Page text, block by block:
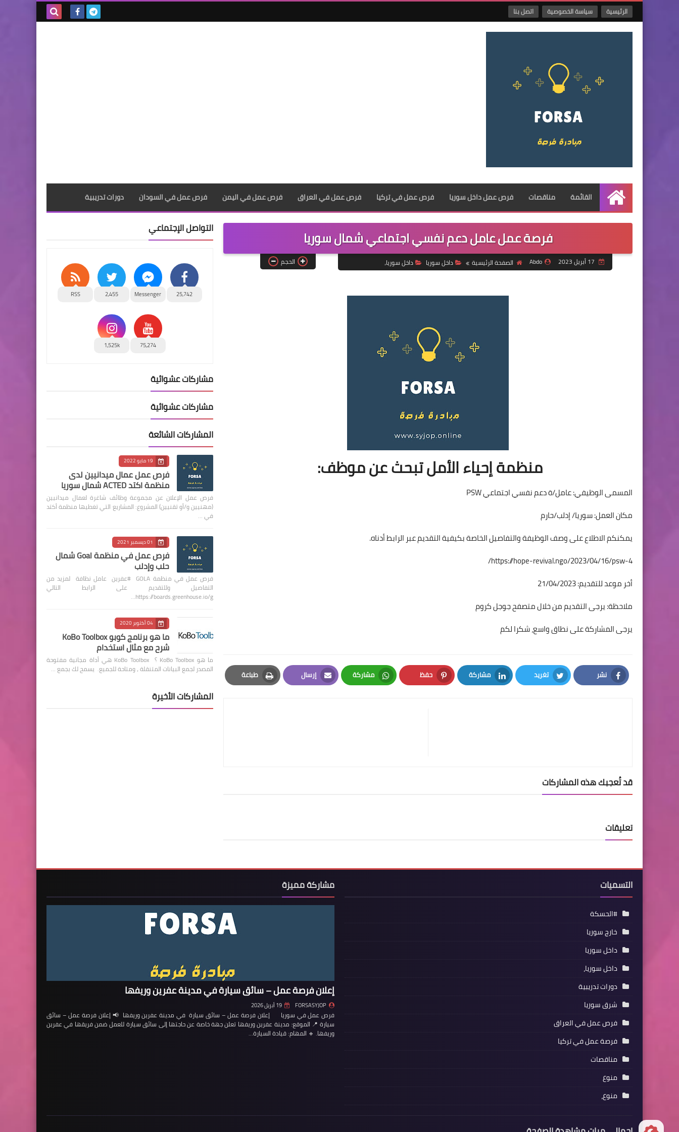
الرئيسية سياسة الخصوصية اتصل بنا
الرئيسية
القائمة مناقصات فرص عمل داخل سوريا فرص عمل في تركيا فرص عمل في العراق فرص عمل في اليمن فرص عمل في السودان دورات تدريبية
فرصة عمل عامل دعم نفسي اجتماعي شمال سوريا
Abdo الصفحة الرئيسية داخل سوريا داخل سوريا، الحجم
منظمة إحياء الأمل تبحث عن موظف:
المسمى الوظيفي: عامل/ة دعم نفسي اجتماعي PSW
مكان العمل: سوريا/ إدلب/حارم
يمكنكم الاطلاع على وصف الوظيفة والتفاصيل الخاصة بكيفية التقديم عبر الرابط أدناه.
https://hope-revival.ngo/2023/04/16/psw-4/
أخر موعد للتقديم: 21/04/2023
ملاحظة: يرجى التقديم من خلال متصفح جوجل كروم
يرجى المشاركة على نطاق واسع، شكرا لكم
نشر
Facebook
تغريد
Twitter
مشاركة
LinkedIn
حفظ
Pinterest
مشاركة
Whatsapp
إرسال
Email
طباعة
Print
قد تُعجبك هذه المشاركات
تعليقات
التواصل الإجتماعي
25,742
Messenger
2,455
RSS
75,274
1,525k
مشاركات عشوائية
مشاركات عشوائية
المشاركات الشائعة
19 مايو 2022
فرص عمل عمال ميدانيين لدى
منظمة اكتد ACTED شمال سوريا
فرص عمل الإعلان عن مجموعة وظائف شاغرة لعمال ميدانيين
(مهنيين و/أو تقنيين) المشروع: المشاريع التي تغطيها منظمة أكتد
في …
01 ديسمبر 2021
فرص عمل في منظمة Goal شمال
حلب وإدلب
فرص عمل في منظمة GOLA #عفرين عامل نظافة لمزيد من
التفاصيل وللتقديم على الرابط التالي
https://boards.greenhouse.io/g…
04 أكتوبر 2020
ما هو برنامج كوبو KoBo Toolbox
شرح مع مثال استخدام
ما هو KoBo Toolbox ؟ KoBo Toolbox هي أداة مجانية مفتوحة
المصدر لجمع البيانات المتنقلة ، ومتاحة للجميع. يسمح لك بجمع …
المشاركات الأخيرة
التسميات
#الحسكة
خارج سوريا
داخل سوريا
داخل سوريا،
دورات تدريبية
شرق سوريا
فرص عمل في العراق
فرصة عمل في تركيا
مناقصات
منوع
منوع،
مشاركة مميزة
إعلان فرصة عمل – سائق سيارة في مدينة عفرين وريفها
FORSASYJOP 19 أبريل 2026
فرص عمل في سوريا إعلان فرصة عمل – سائق سيارة في مدينة عفرين وريفها 📢 إعلان فرصة عمل – سائق
سيارة 📍 الموقع: مدينة عفرين وريفها تعلن جهة خاصة عن حاجتها إلى سائق سيارة للعمل ضمن فريقها في عفرين
وريفها. 🔹 المهام: قيادة السيارة…